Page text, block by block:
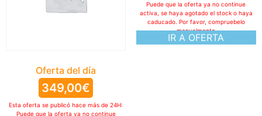
Oferta del día
349,00€
Esta oferta se publicó hace más de 24H:
Puede que la oferta ya no continue
IR A OFERTA
Puede que la oferta ya no continue
activa, se haya agotado el stock o haya
caducado. Por favor, compruebelo
manualmente